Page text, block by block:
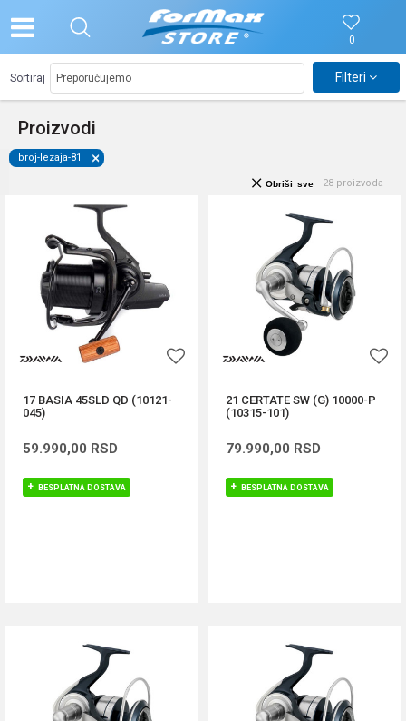
0
Proizvodi
Sortiraj Filteri
broj-lezaja-81
28 proizvoda
Obriši sve
17 BASIA 45SLD QD (10121-
045)
59.990,00 RSD
BESPLATNA DOSTAVA
21 CERTATE SW (G) 10000-P
(10315-101)
79.990,00 RSD
BESPLATNA DOSTAVA